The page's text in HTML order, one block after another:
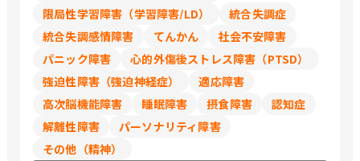
限局性学習障害（学習障害/LD）
統合失調症
統合失調感情障害
てんかん
社会不安障害
パニック障害
心的外傷後ストレス障害（PTSD）
強迫性障害（強迫神経症）
適応障害
高次脳機能障害
睡眠障害 摂食障害
認知症
解離性障害
パーソナリティ障害
その他（精神）